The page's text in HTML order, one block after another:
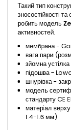
Такий тип
зносостійкості
робить модель
активностей.
мембрана -
вага пари
зйомна
підошва -
шнурівка -
модель
стандарту CE
матеріал
1.4-1.6 мм)